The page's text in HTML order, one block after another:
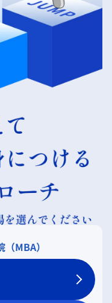
MBA）